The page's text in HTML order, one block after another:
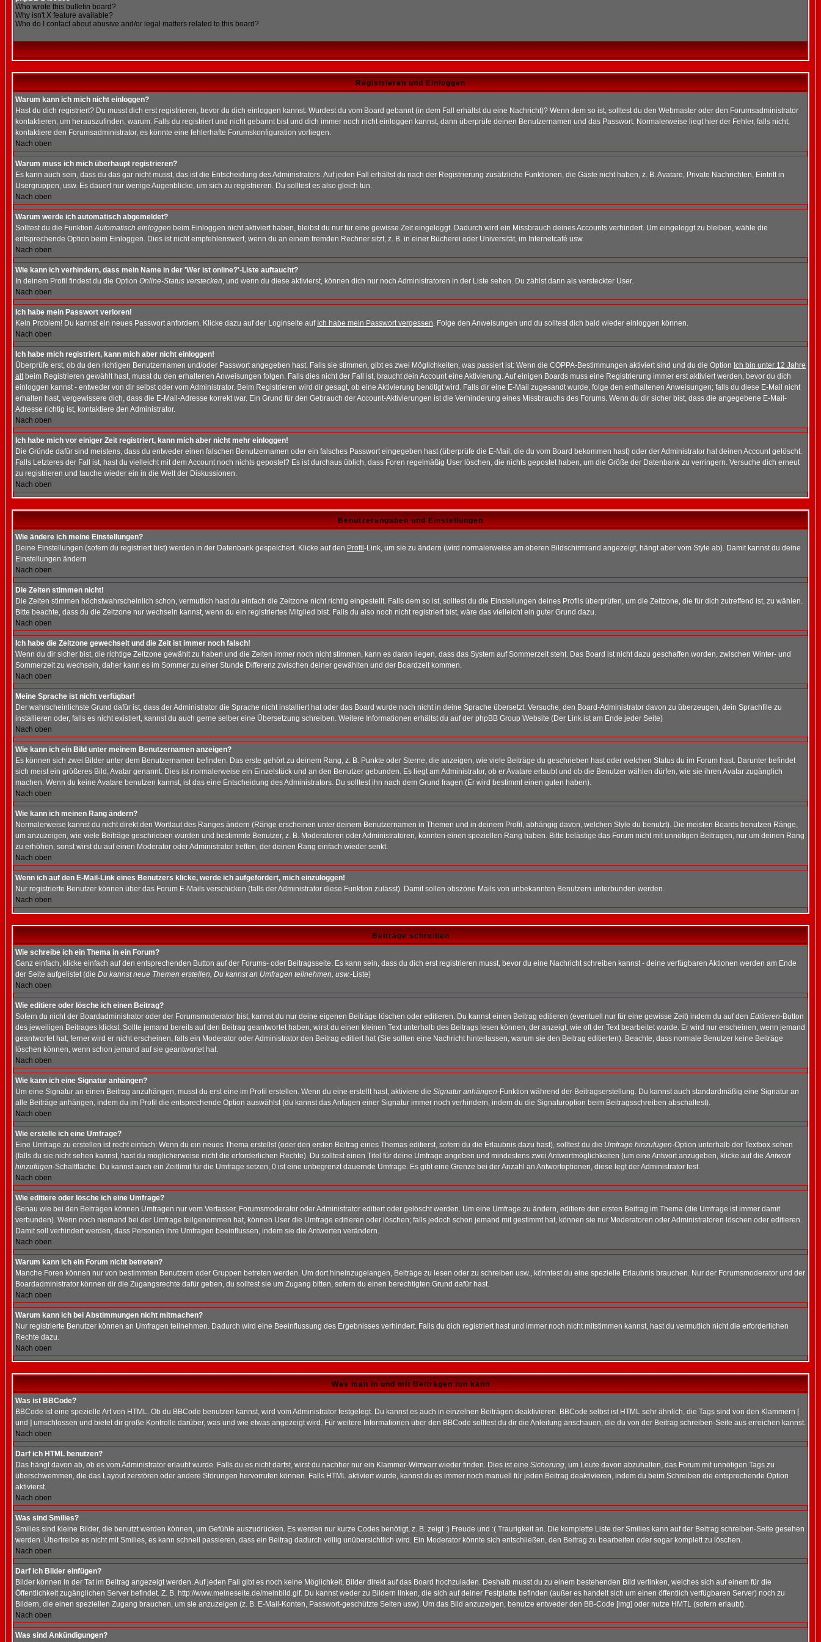
Who wrote this bulletin board?
Why isn't X feature available?
Who do I contact about abusive and/or legal matters related to this board?
Registrieren und Einloggen
Warum kann ich mich nicht einloggen?
Hast du dich registriert? Du musst dich erst registrieren, bevor du dich einloggen kannst. Wurdest du vom Board gebannt (in dem Fall erhältst du eine Nachricht)? Wenn dem so ist, solltest du den Webmaster oder den Forumsadministrator
kontaktieren, um herauszufinden, warum. Falls du registriert und nicht gebannt bist und dich immer noch nicht einloggen kannst, dann überprüfe deinen Benutzernamen und das Passwort. Normalerweise liegt hier der Fehler, falls nicht,
kontaktiere den Forumsadministrator, es könnte eine fehlerhafte Forumskonfiguration vorliegen.
Nach oben
Warum muss ich mich überhaupt registrieren?
Es kann auch sein, dass du das gar nicht musst, das ist die Entscheidung des Administrators. Auf jeden Fall erhältst du nach der Registrierung zusätzliche Funktionen, die Gäste nicht haben, z. B. Avatare, Private Nachrichten, Eintritt in
Usergruppen, usw. Es dauert nur wenige Augenblicke, um sich zu registrieren. Du solltest es also gleich tun.
Nach oben
Warum werde ich automatisch abgemeldet?
Solltest du die FunktionAutomatisch einloggen beim Einloggen nicht aktiviert haben, bleibst du nur für eine gewisse Zeit eingeloggt. Dadurch wird ein Missbrauch deines Accounts verhindert. Um eingeloggt zu bleiben, wähle die
entsprechende Option beim Einloggen. Dies ist nicht empfehlenswert, wenn du an einem fremden Rechner sitzt, z. B. in einer Bücherei oder Universität, im Internetcafé usw.
Nach oben
Wie kann ich verhindern, dass mein Name in der 'Wer ist online?'-Liste auftaucht?
In deinem Profil findest du die Option Online-Status verstecken, und wenn du diese aktivierst, können dich nur noch Administratoren in der Liste sehen. Du zählst dann als versteckter User.
Nach oben
Ich habe mein Passwort verloren!
Kein Problem! Du kannst ein neues Passwort anfordern. Klicke dazu auf der Loginseite auf Ich habe mein Passwort vergessen. Folge den Anweisungen und du solltest dich bald wieder einloggen können.
Nach oben
Ich habe mich registriert, kann mich aber nicht einloggen!
Überprüfe erst, ob du den richtigen Benutzernamen und/oder Passwort angegeben hast. Falls sie stimmen, gibt es zwei Möglichkeiten, was passiert ist: Wenn die COPPA-Bestimmungen aktiviert sind und du die Option Ich bin unter 12 Jahre
altbeim Registrieren gewählt hast, musst du den erhaltenen Anweisungen folgen. Falls dies nicht der Fall ist, braucht dein Account eine Aktivierung. Auf einigen Boards muss eine Registrierung immer erst aktiviert werden, bevor du dich
einloggen kannst - entweder von dir selbst oder vom Administrator. Beim Registrieren wird dir gesagt, ob eine Aktivierung benötigt wird. Falls dir eine E-Mail zugesandt wurde, folge den enthaltenen Anweisungen; falls du diese E-Mail nicht
erhalten hast, vergewissere dich, dass die E-Mail-Adresse korrekt war. Ein Grund für den Gebrauch der Account-Aktivierungen ist die Verhinderung eines Missbrauchs des Forums. Wenn du dir sicher bist, dass die angegebene E-Mail-
Adresse richtig ist, kontaktiere den Administrator.
Nach oben
Ich habe mich vor einiger Zeit registriert, kann mich aber nicht mehr einloggen!
Die Gründe dafür sind meistens, dass du entweder einen falschen Benutzernamen oder ein falsches Passwort eingegeben hast (überprüfe die E-Mail, die du vom Board bekommen hast) oder der Administrator hat deinen Account gelöscht.
Falls Letzteres der Fall ist, hast du vielleicht mit dem Account noch nichts gepostet? Es ist durchaus üblich, dass Foren regelmäßig User löschen, die nichts gepostet haben, um die Größe der Datenbank zu verringern. Versuche dich erneut
zu registrieren und tauche wieder ein in die Welt der Diskussionen.
Nach oben
Benutzerangaben und Einstellungen
Wie ändere ich meine Einstellungen?
Deine Einstellungen (sofern du registriert bist) werden in der Datenbank gespeichert. Klicke auf den Profil -Link, um sie zu ändern (wird normalerweise am oberen Bildschirmrand angezeigt, hängt aber vom Style ab). Damit kannst du deine
Einstellungen ändern
Nach oben
Die Zeiten stimmen nicht!
Die Zeiten stimmen höchstwahrscheinlich schon, vermutlich hast du einfach die Zeitzone nicht richtig eingestellt. Falls dem so ist, solltest du die Einstellungen deines Profils überprüfen, um die Zeitzone, die für dich zutreffend ist, zu wählen.
Bitte beachte, dass du die Zeitzone nur wechseln kannst, wenn du ein registriertes Mitglied bist. Falls du also noch nicht registriert bist, wäre das vielleicht ein guter Grund dazu.
Nach oben
Ich habe die Zeitzone gewechselt und die Zeit ist immer noch falsch!
Wenn du dir sicher bist, die richtige Zeitzone gewählt zu haben und die Zeiten immer noch nicht stimmen, kann es daran liegen, dass das System auf Sommerzeit steht. Das Board ist nicht dazu geschaffen worden, zwischen Winter- und
Sommerzeit zu wechseln, daher kann es im Sommer zu einer Stunde Differenz zwischen deiner gewählten und der Boardzeit kommen.
Nach oben
Meine Sprache ist nicht verfügbar!
Der wahrscheinlichste Grund dafür ist, dass der Administrator die Sprache nicht installiert hat oder das Board wurde noch nicht in deine Sprache übersetzt. Versuche, den Board-Administrator davon zu überzeugen, dein Sprachfile zu
installieren oder, falls es nicht existiert, kannst du auch gerne selber eine Übersetzung schreiben. Weitere Informationen erhältst du auf der phpBB Group Website (Der Link ist am Ende jeder Seite)
Nach oben
Wie kann ich ein Bild unter meinem Benutzernamen anzeigen?
Es können sich zwei Bilder unter dem Benutzernamen befinden. Das erste gehört zu deinem Rang, z. B. Punkte oder Sterne, die anzeigen, wie viele Beiträge du geschrieben hast oder welchen Status du im Forum hast. Darunter befindet
sich meist ein größeres Bild, Avatar genannt. Dies ist normalerweise ein Einzelstück und an den Benutzer gebunden. Es liegt am Administrator, ob er Avatare erlaubt und ob die Benutzer wählen dürfen, wie sie ihren Avatar zugänglich
machen. Wenn du keine Avatare benutzen kannst, ist das eine Entscheidung des Administrators. Du solltest ihn nach dem Grund fragen (Er wird bestimmt einen guten haben).
Nach oben
Wie kann ich meinen Rang ändern?
Normalerweise kannst du nicht direkt den Wortlaut des Ranges ändern (Ränge erscheinen unter deinem Benutzernamen in Themen und in deinem Profil, abhängig davon, welchen Style du benutzt). Die meisten Boards benutzen Ränge,
um anzuzeigen, wie viele Beiträge geschrieben wurden und bestimmte Benutzer, z. B. Moderatoren oder Administratoren, könnten einen speziellen Rang haben. Bitte belästige das Forum nicht mit unnötigen Beiträgen, nur um deinen Rang
zu erhöhen, sonst wirst du auf einen Moderator oder Administrator treffen, der deinen Rang einfach wieder senkt.
Nach oben
Wenn ich auf den E-Mail-Link eines Benutzers klicke, werde ich aufgefordert, mich einzuloggen!
Nur registrierte Benutzer können über das Forum E-Mails verschicken (falls der Administrator diese Funktion zulässt). Damit sollen obszöne Mails von unbekannten Benutzern unterbunden werden.
Nach oben
Beiträge schreiben
Wie schreibe ich ein Thema in ein Forum?
Ganz einfach, klicke einfach auf den entsprechenden Button auf der Forums- oder Beitragsseite. Es kann sein, dass du dich erst registrieren musst, bevor du eine Nachricht schreiben kannst - deine verfügbaren Aktionen werden am Ende
der Seite aufgelistet (die Du kannst neue Themen erstellen, Du kannst an Umfragen teilnehmen, usw.-Liste)
Nach oben
Wie editiere oder lösche ich einen Beitrag?
Sofern du nicht der Boardadministrator oder der Forumsmoderator bist, kannst du nur deine eigenen Beiträge löschen oder editieren. Du kannst einen Beitrag editieren (eventuell nur für eine gewisse Zeit) indem du auf den Editieren-Button
des jeweiligen Beitrages klickst. Sollte jemand bereits auf den Beitrag geantwortet haben, wirst du einen kleinen Text unterhalb des Beitrags lesen können, der anzeigt, wie oft der Text bearbeitet wurde. Er wird nur erscheinen, wenn jemand
geantwortet hat, ferner wird er nicht erscheinen, falls ein Moderator oder Administrator den Beitrag editiert hat (Sie sollten eine Nachricht hinterlassen, warum sie den Beitrag editierten). Beachte, dass normale Benutzer keine Beiträge
löschen können, wenn schon jemand auf sie geantwortet hat.
Nach oben
Wie kann ich eine Signatur anhängen?
Um eine Signatur an einen Beitrag anzuhängen, musst du erst eine im Profil erstellen. Wenn du eine erstellt hast, aktiviere die Signatur anhängen-Funktion während der Beitragserstellung. Du kannst auch standardmäßig eine Signatur an
alle Beiträge anhängen, indem du im Profil die entsprechende Option auswählst (du kannst das Anfügen einer Signatur immer noch verhindern, indem du die Signaturoption beim Beitragsschreiben abschaltest).
Nach oben
Wie erstelle ich eine Umfrage?
Eine Umfrage zu erstellen ist recht einfach: Wenn du ein neues Thema erstellst (oder den ersten Beitrag eines Themas editierst, sofern du die Erlaubnis dazu hast), solltest du die Umfrage hinzufügen-Option unterhalb der Textbox sehen
(falls du sie nicht sehen kannst, hast du möglicherweise nicht die erforderlichen Rechte). Du solltest einen Titel für deine Umfrage angeben und mindestens zwei Antwortmöglichkeiten (um eine Antwort anzugeben, klicke auf dieAntwort
hinzufügen-Schaltfläche. Du kannst auch ein Zeitlimit für die Umfrage setzen, 0 ist eine unbegrenzt dauernde Umfrage. Es gibt eine Grenze bei der Anzahl an Antwortoptionen, diese legt der Administrator fest.
Nach oben
Wie editiere oder lösche ich eine Umfrage?
Genau wie bei den Beiträgen können Umfragen nur vom Verfasser, Forumsmoderator oder Administrator editiert oder gelöscht werden. Um eine Umfrage zu ändern, editiere den ersten Beitrag im Thema (die Umfrage ist immer damit
verbunden). Wenn noch niemand bei der Umfrage teilgenommen hat, können User die Umfrage editieren oder löschen; falls jedoch schon jemand mit gestimmt hat, können sie nur Moderatoren oder Administratoren löschen oder editieren.
Damit soll verhindert werden, dass Personen ihre Umfragen beeinflussen, indem sie die Antworten verändern.
Nach oben
Warum kann ich ein Forum nicht betreten?
Manche Foren können nur von bestimmten Benutzern oder Gruppen betreten werden. Um dort hineinzugelangen, Beiträge zu lesen oder zu schreiben usw., könntest du eine spezielle Erlaubnis brauchen. Nur der Forumsmoderator und der
Boardadministrator können dir die Zugangsrechte dafür geben, du solltest sie um Zugang bitten, sofern du einen berechtigten Grund dafür hast.
Nach oben
Warum kann ich bei Abstimmungen nicht mitmachen?
Nur registrierte Benutzer können an Umfragen teilnehmen. Dadurch wird eine Beeinflussung des Ergebnisses verhindert. Falls du dich registriert hast und immer noch nicht mitstimmen kannst, hast du vermutlich nicht die erforderlichen
Rechte dazu.
Nach oben
Was man in und mit Beiträgen tun kann
Was ist BBCode?
BBCode ist eine spezielle Art von HTML. Ob du BBCode benutzen kannst, wird vom Administrator festgelegt. Du kannst es auch in einzelnen Beiträgen deaktivieren. BBCode selbst ist HTML sehr ähnlich, die Tags sind von den Klammern [
und ] umschlossen und bietet dir große Kontrolle darüber, was und wie etwas angezeigt wird. Für weitere Informationen über den BBCode solltest du dir die Anleitung anschauen, die du von der Beitrag schreiben-Seite aus erreichen kannst.
Nach oben
Darf ich HTML benutzen?
Das hängt davon ab, ob es vom Administrator erlaubt wurde. Falls du es nicht darfst, wirst du nachher nur ein Klammer-Wirrwarr wieder finden. Dies ist eine Sicherung, um Leute davon abzuhalten, das Forum mit unnötigen Tags zu
überschwemmen, die das Layout zerstören oder andere Störungen hervorrufen können. Falls HTML aktiviert wurde, kannst du es immer noch manuell für jeden Beitrag deaktivieren, indem du beim Schreiben die entsprechende Option
aktivierst.
Nach oben
Was sind Smilies?
Smilies sind kleine Bilder, die benutzt werden können, um Gefühle auszudrücken. Es werden nur kurze Codes benötigt, z. B. zeigt :) Freude und :( Traurigkeit an. Die komplette Liste der Smilies kann auf der Beitrag schreiben-Seite gesehen
werden. Übertreibe es nicht mit Smilies, es kann schnell passieren, dass ein Beitrag dadurch völlig unübersichtlich wird. Ein Moderator könnte sich entschließen, den Beitrag zu bearbeiten oder sogar komplett zu löschen.
Nach oben
Darf ich Bilder einfügen?
Bilder können in der Tat im Beitrag angezeigt werden. Auf jeden Fall gibt es noch keine Möglichkeit, Bilder direkt auf das Board hochzuladen. Deshalb musst du zu einem bestehenden Bild verlinken, welches sich auf einem für die
Öffentlichkeit zugänglichen Server befindet. Z. B. http://www.meineseite.de/meinbild.gif. Du kannst weder zu Bildern linken, die sich auf deiner Festplatte befinden (außer es handelt sich um einen öffentlich verfügbaren Server) noch zu
Bildern, die einen speziellen Zugang brauchen, um sie anzuzeigen (z. B. E-Mail-Konten, Passwort-geschützte Seiten usw). Um das Bild anzuzeigen, benutze entweder den BB-Code [img] oder nutze HMTL (sofern erlaubt).
Nach oben
Was sind Ankündigungen?